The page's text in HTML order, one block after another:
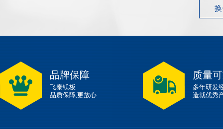
品牌保障
飞泰镁板
品质保障,更放心
质量
多年研发
造就优秀